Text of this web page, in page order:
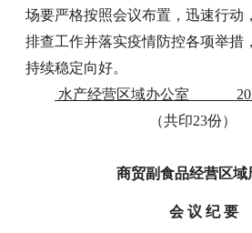
场要严格按照会议布置，迅速行动
排查工作并落实疫情防控各项举措
持续稳定向好。
水产经营区域办公室
（共印23份）
商贸副食品经营区域
会 议 纪 要